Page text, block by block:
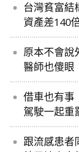
台灣貧富結
資產差140
原本不會說
醫師也傻眼
借車也有事
駕駛一起重
跟流感患者